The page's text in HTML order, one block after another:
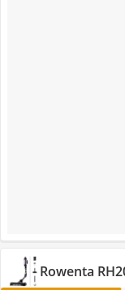
Rowenta